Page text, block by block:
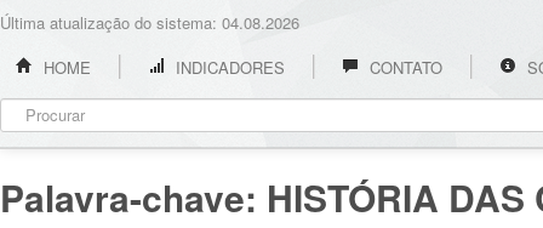
Última atualização do sistema: 04.08.2026
HOME
INDICADORES CONTATO
Palavra-chave: HISTÓRIA DAS